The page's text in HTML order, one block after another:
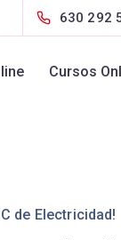
630 292
Cursos
de Electricidad!